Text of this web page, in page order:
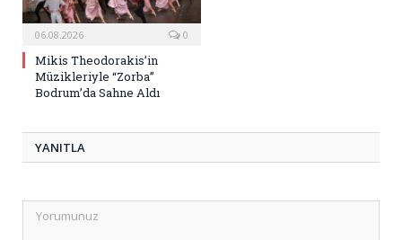
06.08.2026 0
Mikis Theodorakis’in
Müzikleriyle “Zorba”
Bodrum’da Sahne Aldı
YANITLA